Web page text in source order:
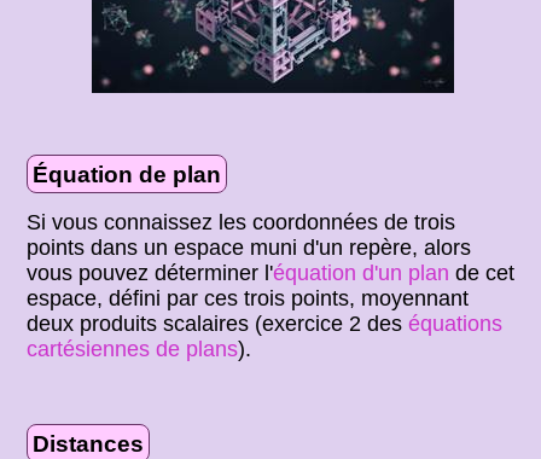
Équation de plan
Si vous connaissez les coordonnées de trois
points dans un espace muni d'un repère, alors
vous pouvez déterminer l'équation d'un plan de cet
espace, défini par ces trois points, moyennant
deux produits scalaires (exercice 2 deséquations
cartésiennes de plans).
Distances